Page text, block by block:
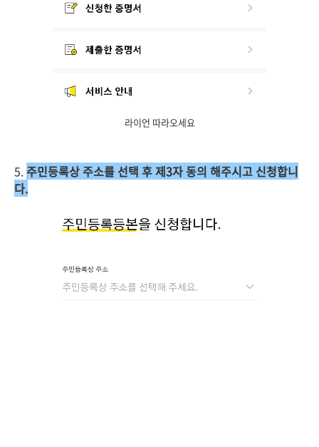
라이언 따라오세요
5.주민등록상 주소를 선택 후 제3자 동의 해주시고 신청합니
다.